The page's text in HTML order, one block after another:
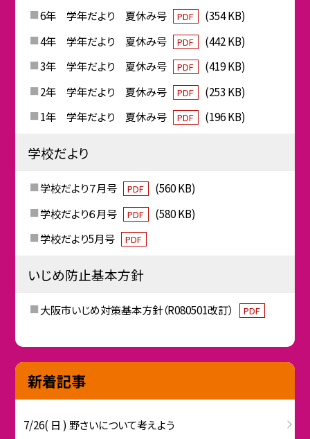
6年 学年だより 夏休み号
PDF
(354 KB)
4年 学年だより 夏休み号
PDF
(442 KB)
3年 学年だより 夏休み号
PDF
(419 KB)
2年 学年だより 夏休み号
PDF
(253 KB)
1年 学年だより 夏休み号
PDF (196 KB)
学校だより
学校だより７月号 PDF
(560 KB)
学校だより６月号
PDF
(580 KB)
学校だより5月号
PDF
いじめ防止基本方針
大阪市いじめ対策基本方針（R080501改訂） PDF
新着記事
7/26( 日 ) 野さいについて考えよう